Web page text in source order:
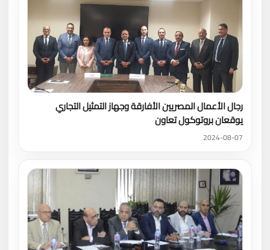
رجال الأعمال المصريين الأفارقة وجهاز التمثيل التجاري
يوقعان بروتوكول تعاون
2024-08-07